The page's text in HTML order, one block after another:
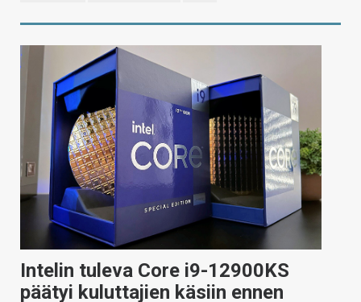
Intelin tuleva Core i9-12900KS
päätyi kuluttajien käsiin ennen